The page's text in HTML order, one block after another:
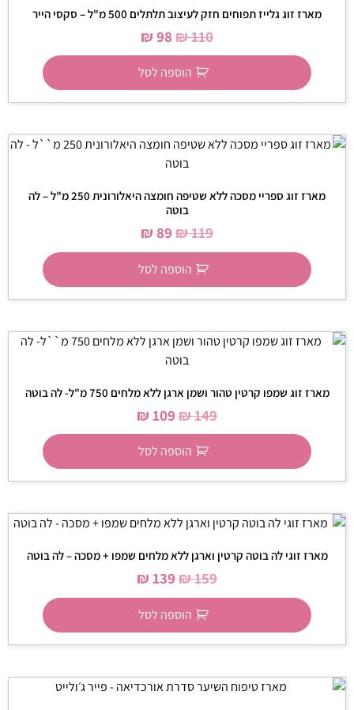
מארז זוג גלייז תפוחים חזק לעיצוב תלתלים 500 מ"ל – סקסי הייר
₪110
₪98
הוספה לסל
מארז זוג ספריי מסכה ללא שטיפה חומצה היאלורונית 250 מ"ל – לה
בוטה
₪119
₪89
הוספה לסל
מארז זוג שמפו קרטין טהור ושמן ארגן ללא מלחים 750 מ"ל- לה בוטה
₪149
₪109
הוספה לסל
מארז זוגי לה בוטה קרטין וארגן ללא מלחים שמפו + מסכה – לה בוטה
₪159
₪139
הוספה לסל